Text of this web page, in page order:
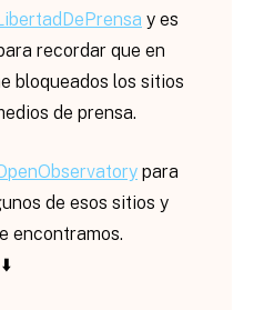
⁠ ⁠y es
recordar que en
bloqueados los sitios
de prensa.
para
de esos sitios y
encontramos.
⬇️